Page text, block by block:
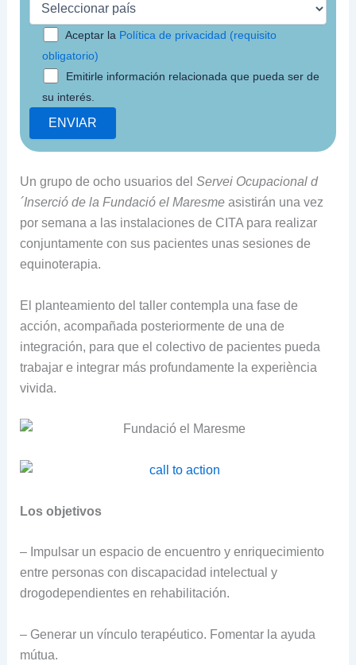
Aceptar la Política de privacidad (requisito
obligatorio)
Emitirle información relacionada que pueda ser de
su interés.
Un grupo de ocho usuarios del Servei Ocupacional d
´Inserció de la Fundació el Maresmeasistirán una vez
por semana a las instalaciones de CITA para realizar
conjuntamente con sus pacientes unas sesiones de
equinoterapia.
El planteamiento del taller contempla una fase de
acción, acompañada posteriormente de una de
integración, para que el colectivo de pacientes pueda
trabajar e integrar más profundamente la experiència
vivida.
Los objetivos
– Impulsar un espacio de encuentro y enriquecimiento
entre personas con discapacidad intelectual y
drogodependientes en rehabilitación.
– Generar un vínculo terapéutico. Fomentar la ayuda
mútua.